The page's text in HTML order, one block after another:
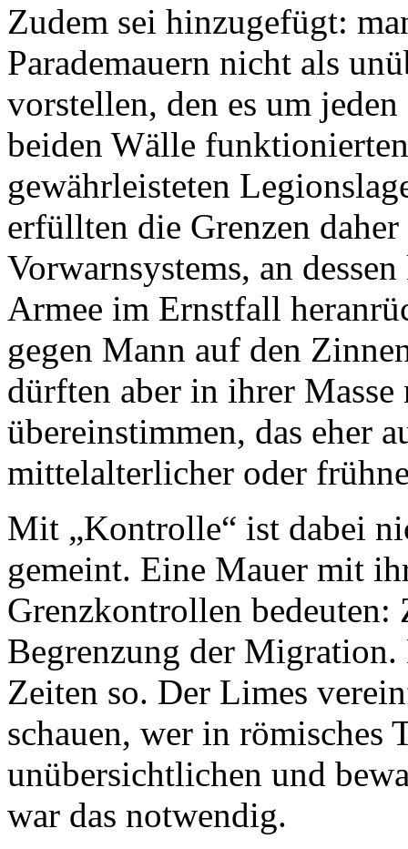
Zudem sei hinzugefügt:
Parademauern nicht als
vorstellen, den es um
beiden Wälle
gewährleisteten
erfüllten die Grenzen
Vorwarnsystems, an
Armee im Ernstfall
gegen Mann auf den
dürften aber in ihrer
übereinstimmen, das eher
mittelalterlicher oder
Mit „Kontrolle“ ist dabei
gemeint. Eine Mauer mit
Grenzkontrollen
Begrenzung der Migration.
Zeiten so. Der Limes
schauen, wer in römisches
unübersichtlichen und
war das notwendig.